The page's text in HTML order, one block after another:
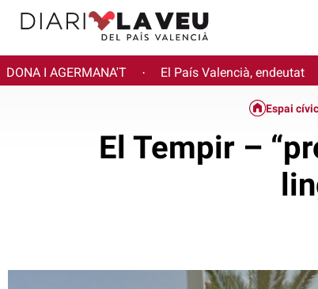
DONA I AGERMANA'T · El País Valencià, endeutat
Espai cívic
El Tempir –